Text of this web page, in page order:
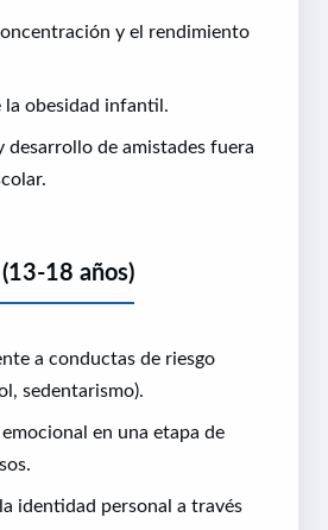
y el rendimiento
la obesidad infantil.
desarrollo de amistades fuera
18 años)
a conductas de riesgo
sedentarismo).
en una etapa de
identidad personal a través